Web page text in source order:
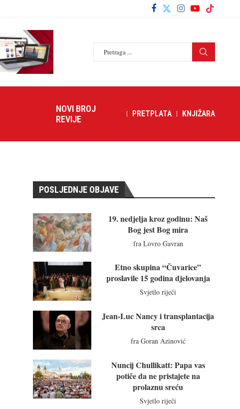
NOVI BROJ
REVIJE
PRETPLATA KNJIŽARA
POSLJEDNJE OBJAVE
19. nedjelja kroz godinu: Naš
Bog jest Bog mira
fra Lovro Gavran
Etno skupina “Čuvarice”
proslavile 15 godina djelovanja
Svjetlo riječi
Jean-Luc Nancy i transplantacija
srca
fra Goran Azinović
Nuncij Chullikatt: Papa vas
potiče da ne pristajete na
prolaznu sreću
Svjetlo riječi